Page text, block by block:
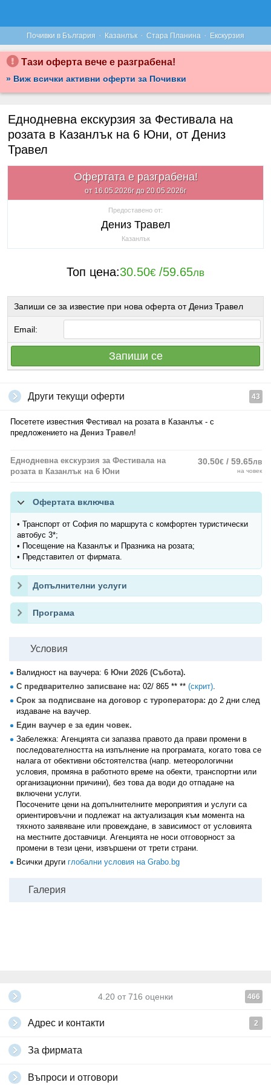
Почивки в България · Казанлък · Стара Планина · Екскурзия
Тази оферта вече е разграбена!
» Виж всички активни оферти за Почивки
Еднодневна екскурзия за Фестивала на
розата в Казанлък на 6 Юни, от Дениз
Травел
Офертата е разграбена!
от 16.05.2026г до 20.05.2026г
Предоставено от:
Дениз Травел
Казанлък
Топ цена:30.50€ /59.65лв
Запиши се за известие при нова оферта от Дениз Травел
Email:
Запиши се
Други текущи оферти 43
Посетете известния Фестивал на розата в Казанлък - с
предложението на Дениз Травел!
Еднодневна екскурзия за Фестивала на
розата в Казанлък на 6 Юни
30.50€ / 59.65лв
на човек
Офертата включва
• Транспорт от София по маршрута с комфортен туристически
автобус 3*;
• Посещение на Казанлък и Празника на розата;
• Представител от фирмата.
Допълнителни услуги
Програма
Условия
Валидност на ваучера: 6 Юни 2026 (Събота).
С предварително записване на: 02/ 865 ** ** (скрит).
Срок за подписване на договор с туроператора: до 2 дни след
издаване на ваучер.
Един ваучер е за един човек.
Забележка: Агенцията си запазва правото да прави промени в
последователността на изпълнение на програмата, когато това се
налага от обективни обстоятелства (напр. метеорологични
условия, промяна в работното време на обекти, транспортни или
организационни причини), без това да води до отпадане на
включени услуги.
Посочените цени на допълнителните мероприятия и услуги са
ориентировъчни и подлежат на актуализация към момента на
тяхното заявяване или провеждане, в зависимост от условията
на местните доставчици. Агенцията не носи отговорност за
промени в тези цени, извършени от трети страни.
Всички други глобални условия на Grabo.bg
Галерия
4.20 от 716 оценки 466
Адрес и контакти 2
За фирмата
Въпроси и отговори